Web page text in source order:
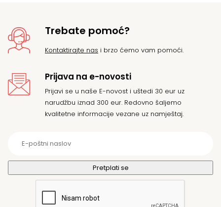
Trebate pomoć?
Kontaktirajte nas i brzo ćemo vam pomoći.
Prijava na e-novosti
Prijavi se u naše E-novost i uštedi 30 eur uz
narudžbu iznad 300 eur. Redovno šaljemo
kvalitetne informacije vezane uz namještaj.